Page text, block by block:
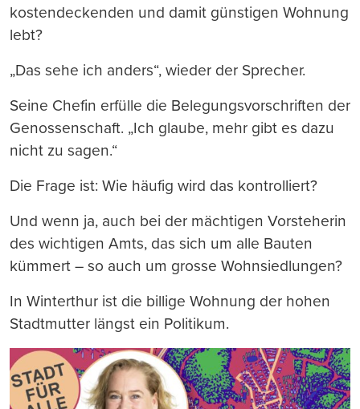
kostendeckenden und damit günstigen Wohnung
lebt?
„Das sehe ich anders“, wieder der Sprecher.
Seine Chefin erfülle die Belegungsvorschriften der
Genossenschaft. „Ich glaube, mehr gibt es dazu
nicht zu sagen.“
Die Frage ist: Wie häufig wird das kontrolliert?
Und wenn ja, auch bei der mächtigen Vorsteherin
des wichtigen Amts, das sich um alle Bauten
kümmert – so auch um grosse Wohnsiedlungen?
In Winterthur ist die billige Wohnung der hohen
Stadtmutter längst ein Politikum.